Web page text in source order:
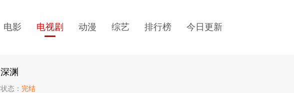
电影 电视剧 动漫 综艺 排行榜 今日更新
深渊
状态： 完结